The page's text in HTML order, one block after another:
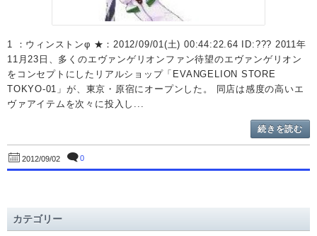
1 ：ウィンストンφ ★：2012/09/01(土) 00:44:22.64 ID:??? 2011年
11月23日、多くのエヴァンゲリオンファン待望のエヴァンゲリオン
をコンセプトにしたリアルショップ「EVANGELION STORE
TOKYO-01」が、東京・原宿にオープンした。 同店は感度の高いエ
ヴァアイテムを次々に投入し...
続きを読む
2012/09/02 0
カテゴリー